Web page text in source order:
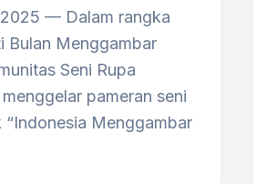
— Dalam rangka
Bulan Menggambar
Seni Rupa
pameran seni
“Indonesia Menggambar